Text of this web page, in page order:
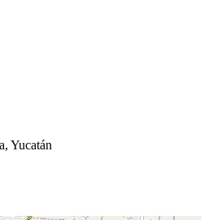
Yucatán